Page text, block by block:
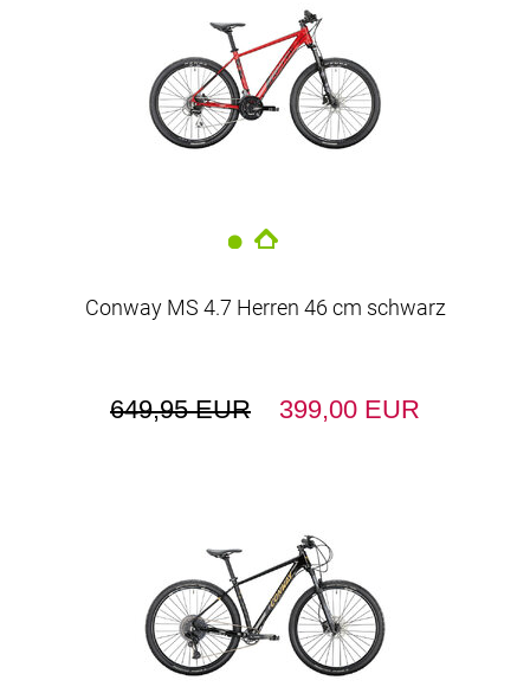
Conway MS 4.7 Herren 46 cm schwarz
649,95 EUR 399,00 EUR